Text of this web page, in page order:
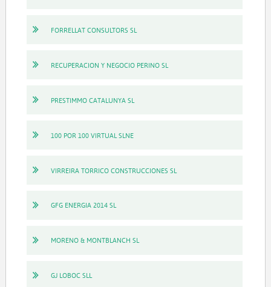
FORRELLAT CONSULTORS SL
RECUPERACION Y NEGOCIO PERINO SL
PRESTIMMO CATALUNYA SL
100 POR 100 VIRTUAL SLNE
VIRREIRA TORRICO CONSTRUCCIONES SL
GFG ENERGIA 2014 SL
MORENO & MONTBLANCH SL
GJ LOBOC SLL